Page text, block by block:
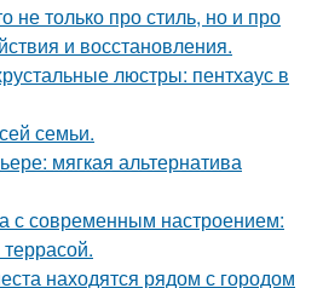
не только про стиль, но и про
и восстановления.
люстры: пентхаус в
семьи.
мягкая альтернатива
с современным настроением:
находятся рядом с городом